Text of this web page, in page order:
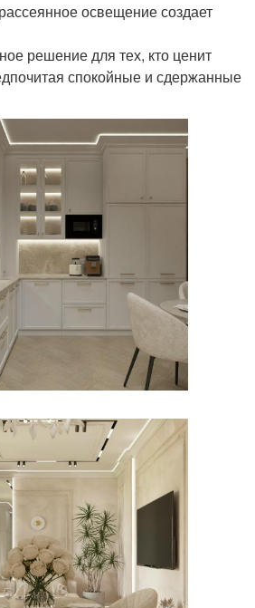
освещение создает
решение для тех, кто ценит
спокойные и сдержанные